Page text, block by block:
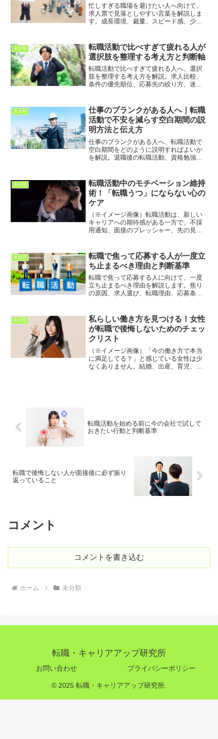
忙しすぎる職場を避けたい人へ向けて、
求人票で見落としやすい言葉を解説しま
す。成長環境、裁量、スピード感、少数
イントを紹介します。
未分類
転職活動で比べすぎて疲れる人が
選択肢を整理する考え方と判断軸
転職活動で比べすぎて疲れる人へ、選択
肢を整理する考え方を解説。求人比較、
条件の優先順位、応募先の絞り方、迷っ
未分類
仕事のブランクがある人へ｜転職
活動で不安を減らす空白期間の説
明方法と伝え方
仕事のブランクがある人へ、転職活動で
空白期間をどのように説明すればよいか
を解説。退職後の転職活動、資格勉強、
るポイントを紹介します。
未分類
転職活動中のモチベーション維持
術！「転職うつ」にならない心の
ケア
（※イメージ画像）転職活動は、新しい
キャリアへの期待感がある一方で、不採
用通知、面接のプレッシャー、先の見え
うつ」と呼ばれる状態を引き起こすこと
も少なくありません。しか...
未分類
転職で焦って応募する人が一度立
ち止まるべき理由と判断基準
転職で焦って応募する人に向けて、一度
立ち止まるべき理由を解説します。焦り
の原因、求人選び、転職理由、応募条
え方を紹介します。
未分類
私らしい働き方を見つける！女性
が転職で後悔しないためのチェッ
クリスト
（※イメージ画像）「今の働き方で本当
に満足してる？」と感じている女性は少
なくありません。結婚、出産、育児、介
転職活動を始める前に今の会社で試して
おきたい行動と判断基準
転職で後悔しない人が面接後に必ず振り
返っていること
コメント
コメントを書き込む
ホーム 未分類
転職・キャリアアップ研究所
お問い合わせ プライバシーポリシー
© 2025 転職・キャリアアップ研究所.